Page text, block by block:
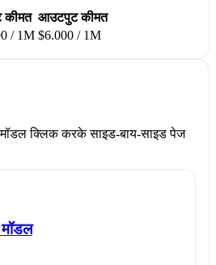
कीमत आउटपुट कीमत
/ 1M $6.000 / 1M
क्लिक करके साइड-बाय-साइड पेज